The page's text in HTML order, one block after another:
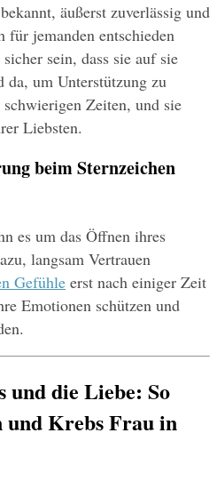
äußerst zuverlässig und
für jemanden entschieden
sein, dass sie auf sie
da, um Unterstützung zu
Zeiten, und sie
Liebsten.
beim Sternzeichen
es um das Öffnen ihres
langsam Vertrauen
Gefühle erst nach einiger Zeit
Emotionen schützen und
und die Liebe: So
Krebs Frau in